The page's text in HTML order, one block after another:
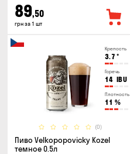
89,50
грн за 1 шт
Крепость
3.7 °
Горечь
14 IBU
Плотность
11 %
(0)
Пиво Velkopopovicky Kozel
темное 0.5л